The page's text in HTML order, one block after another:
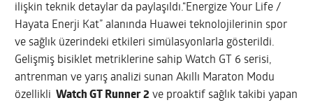
ilişkin teknik detaylar da paylaşıldı.“Energize Your Life /
Hayata Enerji Kat” alanında Huawei teknolojilerinin spor
ve sağlık üzerindeki etkileri simülasyonlarla gösterildi.
Gelişmiş bisiklet metriklerine sahip Watch GT 6 serisi,
antrenman ve yarış analizi sunan Akıllı Maraton Modu
özellikli Watch GT Runner 2 ve proaktif sağlık takibi yapan